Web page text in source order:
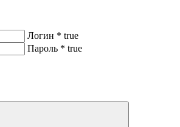
Логин * true
Пароль * true